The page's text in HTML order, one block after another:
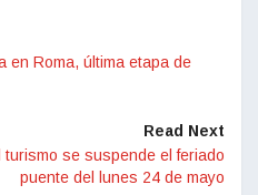
en Roma, última etapa de
Read Next
se suspende el feriado
puente del lunes 24 de mayo